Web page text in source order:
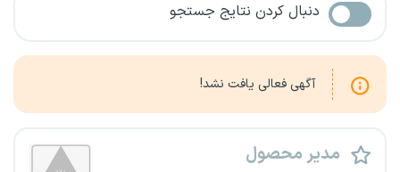
دنبال کردن نتایج جستجو
آگهی فعالی یافت نشد!
مدیر محصول